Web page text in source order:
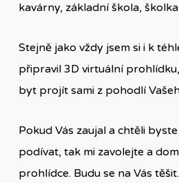
kavárny, základní škola,
Stejně jako vždy jsem si i k
připravil 3D virtuální
byt projít sami z pohodlí
Pokud Vás zaujal a chtěli
podívat, tak mi zavolejte a
prohlídce. Budu se na Vás těšit.